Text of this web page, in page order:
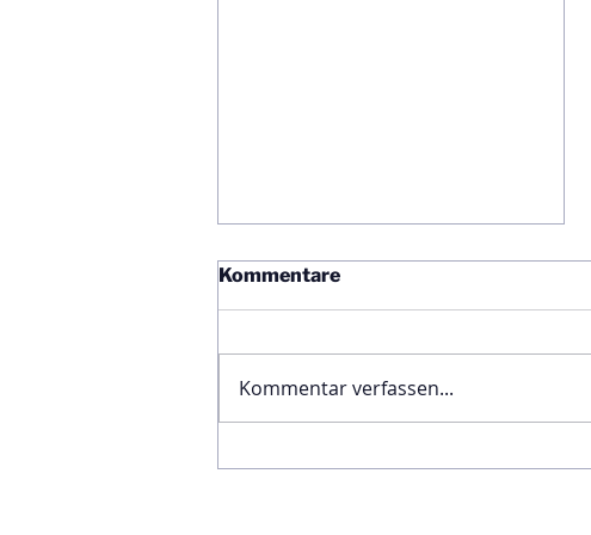
Kommentare
Kommentar verfassen...